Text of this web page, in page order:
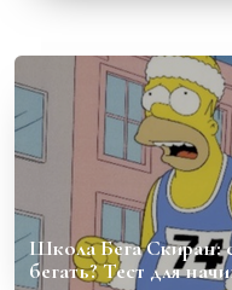
Школа Бега Скиран:
бегать? Тест для